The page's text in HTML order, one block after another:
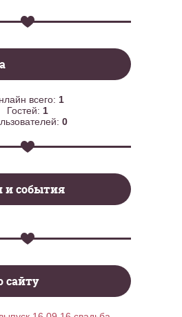
всего: 1
Гостей: 1
0
и события
сайту